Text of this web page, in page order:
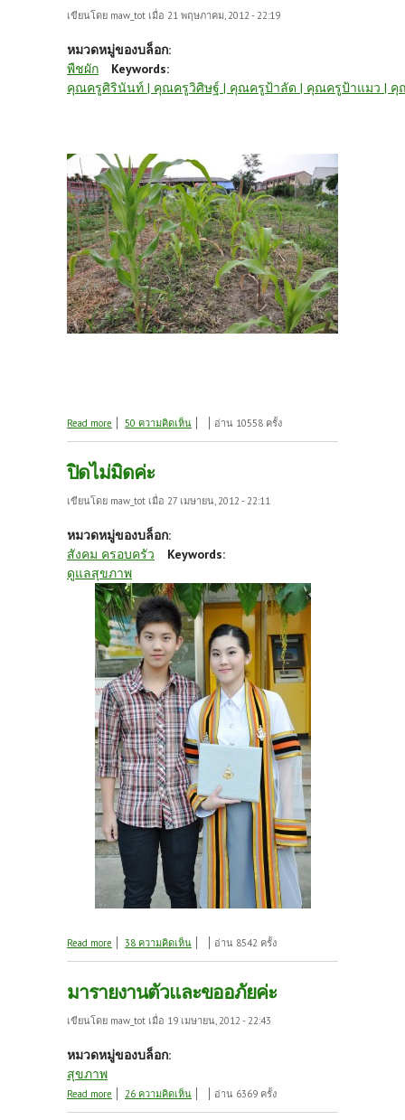
เขียนโดย maw_tot เมื่อ 21 พฤษภาคม, 2012 - 22:19
หมวดหมู่ของบล็อก:
พืชผัก
Keywords:
คุณครูศิรินันท์ | คุณครูวิศิษฐ์ | คุณครูป้าลัด | คุณครูป้าแมว |
Read more about ชวนมาชมสวน ป.ปลา พร้อมส่งการบ้านคุณครู
50 ความคิดเห็น อ่าน 10558 ครั้ง
ปิดไม่มิดค่ะ
เขียนโดย maw_tot เมื่อ 27 เมษายน, 2012 - 22:11
หมวดหมู่ของบล็อก:
สังคม ครอบครัว
Keywords:
ดูแลสุขภาพ
Read more about ปิดไม่มิดค่ะ
38 ความคิดเห็น อ่าน 8542 ครั้ง
มารายงานตัวและขออภัยค่ะ
เขียนโดย maw_tot เมื่อ 19 เมษายน, 2012 - 22:43
หมวดหมู่ของบล็อก:
สุขภาพ
Read more about มารายงานตัวและขออภัยค่ะ
26 ความคิดเห็น อ่าน 6369 ครั้ง